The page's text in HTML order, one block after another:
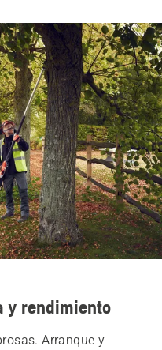
y rendimiento
Arranque y